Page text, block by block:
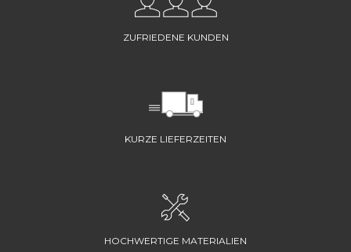
ZUFRIEDENE KUNDEN
KURZE LIEFERZEITEN
HOCHWERTIGE MATERIALIEN